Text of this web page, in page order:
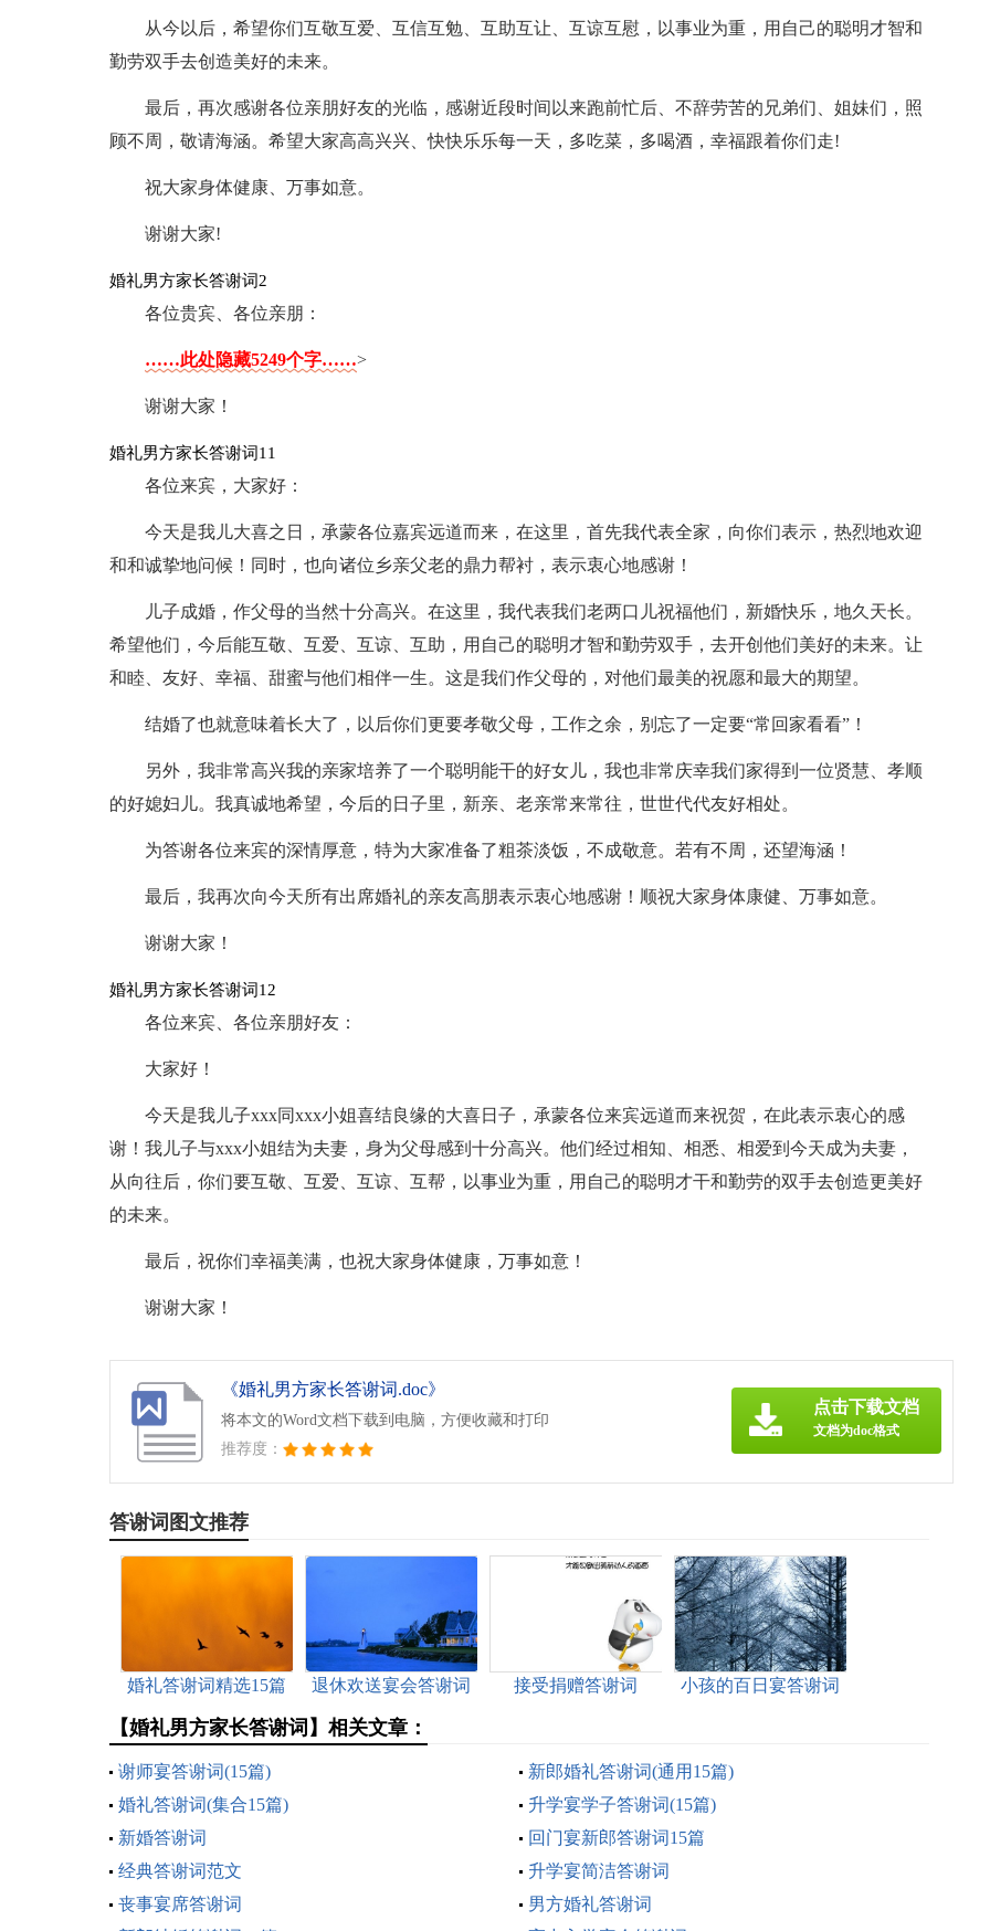
从今以后，希望你们互敬互爱、互信互勉、互助互让、互谅互慰，以事业为重，用自己的聪明才智和
勤劳双手去创造美好的未来。
最后，再次感谢各位亲朋好友的光临，感谢近段时间以来跑前忙后、不辞劳苦的兄弟们、姐妹们，照
顾不周，敬请海涵。希望大家高高兴兴、快快乐乐每一天，多吃菜，多喝酒，幸福跟着你们走!
祝大家身体健康、万事如意。
谢谢大家!
婚礼男方家长答谢词2
各位贵宾、各位亲朋：
……此处隐藏5249个字……>
谢谢大家！
婚礼男方家长答谢词11
各位来宾，大家好：
今天是我儿大喜之日，承蒙各位嘉宾远道而来，在这里，首先我代表全家，向你们表示，热烈地欢迎
和和诚挚地问候！同时，也向诸位乡亲父老的鼎力帮衬，表示衷心地感谢！
儿子成婚，作父母的当然十分高兴。在这里，我代表我们老两口儿祝福他们，新婚快乐，地久天长。
希望他们，今后能互敬、互爱、互谅、互助，用自己的聪明才智和勤劳双手，去开创他们美好的未来。让
和睦、友好、幸福、甜蜜与他们相伴一生。这是我们作父母的，对他们最美的祝愿和最大的期望。
结婚了也就意味着长大了，以后你们更要孝敬父母，工作之余，别忘了一定要“常回家看看”！
另外，我非常高兴我的亲家培养了一个聪明能干的好女儿，我也非常庆幸我们家得到一位贤慧、孝顺
的好媳妇儿。我真诚地希望，今后的日子里，新亲、老亲常来常往，世世代代友好相处。
为答谢各位来宾的深情厚意，特为大家准备了粗茶淡饭，不成敬意。若有不周，还望海涵！
最后，我再次向今天所有出席婚礼的亲友高朋表示衷心地感谢！顺祝大家身体康健、万事如意。
谢谢大家！
婚礼男方家长答谢词12
各位来宾、各位亲朋好友：
大家好！
今天是我儿子xxx同xxx小姐喜结良缘的大喜日子，承蒙各位来宾远道而来祝贺，在此表示衷心的感
谢！我儿子与xxx小姐结为夫妻，身为父母感到十分高兴。他们经过相知、相悉、相爱到今天成为夫妻，
从向往后，你们要互敬、互爱、互谅、互帮，以事业为重，用自己的聪明才干和勤劳的双手去创造更美好
的未来。
最后，祝你们幸福美满，也祝大家身体健康，万事如意！
谢谢大家！
《婚礼男方家长答谢词.doc》
将本文的Word文档下载到电脑，方便收藏和打印
推荐度：
点击下载文档
文档为doc格式
答谢词图文推荐
婚礼答谢词精选15篇 退休欢送宴会答谢词 接受捐赠答谢词 小孩的百日宴答谢词
【婚礼男方家长答谢词】相关文章：
谢师宴答谢词(15篇)
新郎婚礼答谢词(通用15篇)
婚礼答谢词(集合15篇)
升学宴学子答谢词(15篇)
新婚答谢词
回门宴新郎答谢词15篇
经典答谢词范文
升学宴简洁答谢词
丧事宴席答谢词
男方婚礼答谢词